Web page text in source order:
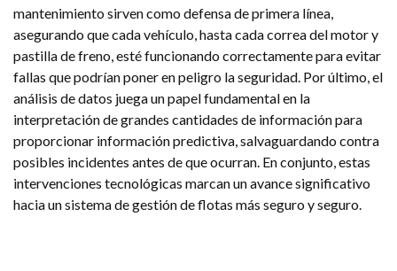
mantenimiento sirven como defensa de primera línea,
asegurando que cada vehículo, hasta cada correa del motor y
pastilla de freno, esté funcionando correctamente para evitar
fallas que podrían poner en peligro la seguridad. Por último, el
análisis de datos juega un papel fundamental en la
interpretación de grandes cantidades de información para
proporcionar información predictiva, salvaguardando contra
posibles incidentes antes de que ocurran. En conjunto, estas
intervenciones tecnológicas marcan un avance significativo
hacia un sistema de gestión de flotas más seguro y seguro.